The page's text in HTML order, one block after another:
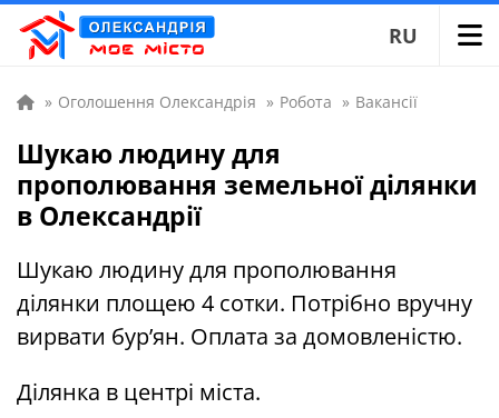
RU
» Оголошення Олександрія » Робота » Вакансії
Шукаю людину для
прополювання земельної ділянки
в Олександрії
Шукаю людину для прополювання
ділянки площею 4 сотки. Потрібно вручну
вирвати бур’ян. Оплата за домовленістю.
Ділянка в центрі міста.